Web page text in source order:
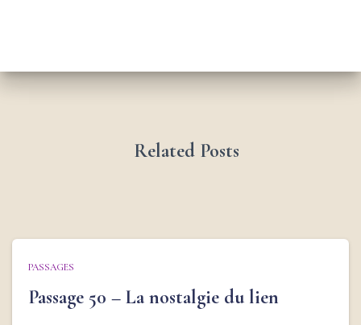
Related Posts
PASSAGES
Passage 50 – La nostalgie du lien